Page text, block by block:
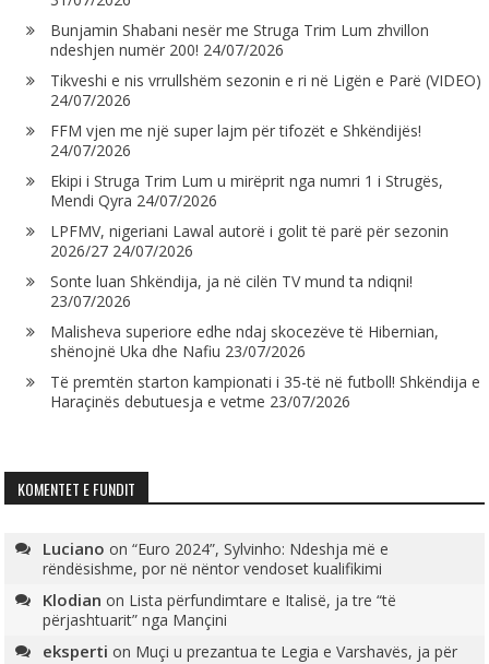
Bunjamin Shabani nesër me Struga Trim Lum zhvillon
ndeshjen numër 200! 24/07/2026
Tikveshi e nis vrrullshëm sezonin e ri në Ligën e Parë (VIDEO)
24/07/2026
FFM vjen me një super lajm për tifozët e Shkëndijës!
24/07/2026
Ekipi i Struga Trim Lum u mirëprit nga numri 1 i Strugës,
Mendi Qyra 24/07/2026
LPFMV, nigeriani Lawal autorë i golit të parë për sezonin
2026/27 24/07/2026
Sonte luan Shkëndija, ja në cilën TV mund ta ndiqni!
23/07/2026
Malisheva superiore edhe ndaj skocezëve të Hibernian,
shënojnë Uka dhe Nafiu 23/07/2026
Të premtën starton kampionati i 35-të në futboll! Shkëndija e
Haraçinës debutuesja e vetme 23/07/2026
KOMENTET E FUNDIT
Luciano on“Euro 2024”, Sylvinho: Ndeshja më e
rëndësishme, por në nëntor vendoset kualifikimi
Klodian on Lista përfundimtare e Italisë, ja tre “të
përjashtuarit” nga Mançini
eksperti on Muçi u prezantua te Legia e Varshavës, ja për